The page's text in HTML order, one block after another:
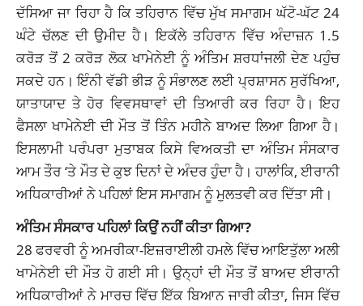
ਦੱਸਿਆ ਜਾ ਰਿਹਾ ਹੈ ਕਿ ਤਹਿਰਾਨ ਵਿੱਚ ਮੁੱਖ ਸਮਾਗਮ ਘੱਟੋ-ਘੱਟ 24
ਘੰਟੇ ਚੱਲਣ ਦੀ ਉਮੀਦ ਹੈ। ਇਕੱਲੇ ਤਹਿਰਾਨ ਵਿੱਚ ਅੰਦਾਜ਼ਨ 1.5
ਕਰੋੜ ਤੋਂ 2 ਕਰੋੜ ਲੋਕ ਖਾਮੇਨੇਈ ਨੂੰ ਅੰਤਿਮ ਸ਼ਰਧਾਂਜਲੀ ਦੇਣ ਪਹੁੰਚ
ਸਕਦੇ ਹਨ। ਇੰਨੀ ਵੱਡੀ ਭੀੜ ਨੂੰ ਸੰਭਾਲਣ ਲਈ ਪ੍ਰਸ਼ਾਸਨ ਸੁਰੱਖਿਆ,
ਯਾਤਾਯਾਦ ਤੇ ਹੋਰ ਵਿਵਸਥਾਵਾਂ ਦੀ ਤਿਆਰੀ ਕਰ ਰਿਹਾ ਹੈ। ਇਹ
ਫੈਸਲਾ ਖਾਮੇਨੇਈ ਦੀ ਮੌਤ ਤੋਂ ਤਿੰਨ ਮਹੀਨੇ ਬਾਅਦ ਲਿਆ ਗਿਆ ਹੈ।
ਇਸਲਾਮੀ ਪਰੰਪਰਾ ਮੁਤਾਬਕ ਕਿਸੇ ਵਿਅਕਤੀ ਦਾ ਅੰਤਿਮ ਸੰਸਕਾਰ
ਆਮ ਤੌਰ ‘ਤੇ ਮੌਤ ਦੇ ਕੁਝ ਦਿਨਾਂ ਦੇ ਅੰਦਰ ਹੁੰਦਾ ਹੈ। ਹਾਲਾਂਕਿ, ਈਰਾਨੀ
ਅਧਿਕਾਰੀਆਂ ਨੇ ਪਹਿਲਾਂ ਇਸ ਸਮਾਗਮ ਨੂੰ ਮੁਲਤਵੀ ਕਰ ਦਿੱਤਾ ਸੀ।
ਅੰਤਿਮ ਸੰਸਕਾਰ ਪਹਿਲਾਂ ਕਿਉਂ ਨਹੀਂ ਕੀਤਾ ਗਿਆ?
28 ਫਰਵਰੀ ਨੂੰ ਅਮਰੀਕਾ-ਇਜ਼ਰਾਈਲੀ ਹਮਲੇ ਵਿੱਚ ਆਇਤੁੱਲਾ ਅਲੀ
ਖਾਮੇਨੇਈ ਦੀ ਮੌਤ ਹੋ ਗਈ ਸੀ। ਉਨ੍ਹਾਂ ਦੀ ਮੌਤ ਤੋਂ ਬਾਅਦ ਈਰਾਨੀ
ਅਧਿਕਾਰੀਆਂ ਨੇ ਮਾਰਚ ਵਿੱਚ ਇੱਕ ਬਿਆਨ ਜਾਰੀ ਕੀਤਾ, ਜਿਸ ਵਿੱਚ